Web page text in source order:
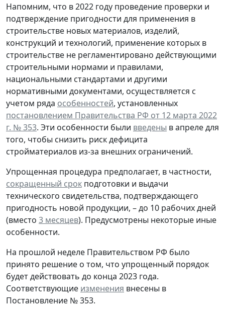
Напомним, что в 2022 году проведение проверки и
подтверждение пригодности для применения в
строительстве новых материалов, изделий,
конструкций и технологий, применение которых в
строительстве не регламентировано действующими
строительными нормами и правилами,
национальными стандартами и другими
нормативными документами, осуществляется с
учетом ряда особенностей, установленных
постановлением Правительства РФ от 12 марта 2022
г. № 353. Эти особенности были введены в апреле для
того, чтобы снизить риск дефицита
стройматериалов из-за внешних ограничений.
Упрощенная процедура предполагает, в частности,
сокращенный срок подготовки и выдачи
технического свидетельства, подтверждающего
пригодность новой продукции, – до 10 рабочих дней
(вместо 3 месяцев). Предусмотрены некоторые иные
особенности.
На прошлой неделе Правительством РФ было
принято решение о том, что упрощенный порядок
будет действовать до конца 2023 года.
Соответствующие изменения внесены в
Постановление № 353.